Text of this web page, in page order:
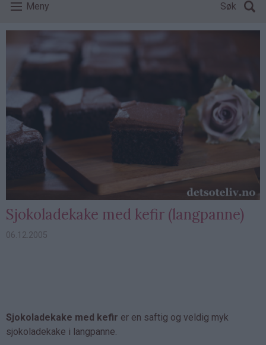
Meny Søk
Sjokoladekake med kefir (langpanne)
06.12.2005
Sjokoladekake med kefir er en saftig og veldig myk
sjokoladekake i langpanne.